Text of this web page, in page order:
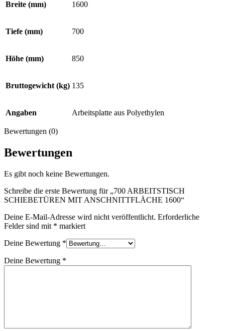
Breite (mm) 1600
Tiefe (mm) 700
Höhe (mm) 850
Bruttogewicht (kg) 135
Angaben Arbeitsplatte aus Polyethylen
Bewertungen (0)
Bewertungen
Es gibt noch keine Bewertungen.
Schreibe die erste Bewertung für „700 ARBEITSTISCH
SCHIEBETÜREN MIT ANSCHNITTFLÄCHE 1600“
Deine E-Mail-Adresse wird nicht veröffentlicht. Erforderliche
Felder sind mit * markiert
Deine Bewertung *
Deine Bewertung *